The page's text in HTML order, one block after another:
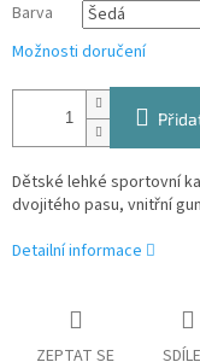
Barva
Možnosti doručení
Dětské lehké sportovní
dvojitého pasu, vnitřní
Detailní informace
ZEPTAT SE